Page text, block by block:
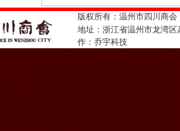
版权所有：温州市四川商
地址：浙江省温州市龙湾
作： 乔宇科技